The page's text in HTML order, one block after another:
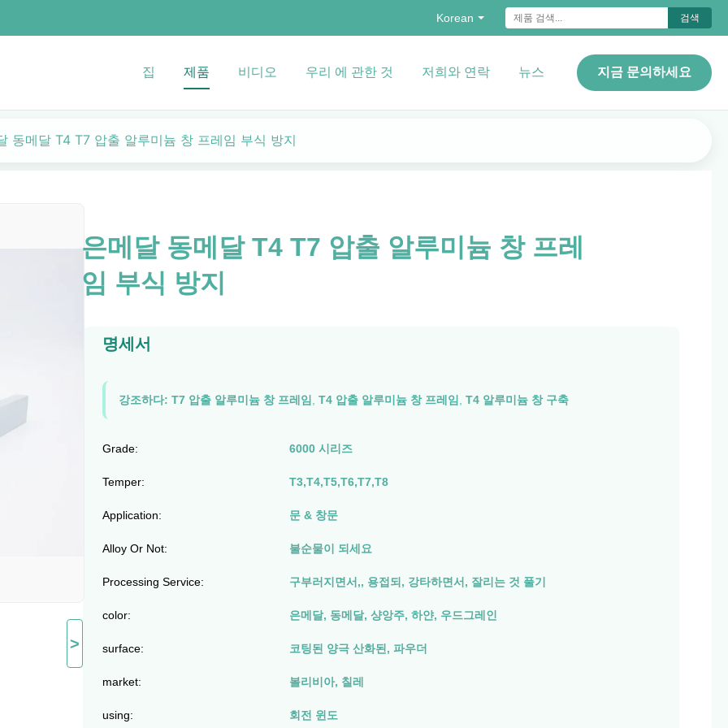
Korean 검색
집 제품 비디오 우리 에 관한 것 저희와 연락 뉴스 지금 문의하세요
동메달 T4 T7 압출 알루미늄 창 프레임 부식 방지
>
은메달 동메달 T4 T7 압출 알루미늄 창 프레
임 부식 방지
명세서
강조하다: T7 압출 알루미늄 창 프레임 T4 압출 알루미늄 창 프레임 T4 알루미늄 창 구축
Grade: 6000 시리즈
Temper: T3,T4,T5,T6,T7,T8
Application: 문 & 창문
Alloy Or Not: 불순물이 되세요
Processing Service: 구부러지면서,, 용접되, 강타하면서, 잘리는 것 풀기
color: 은메달, 동메달, 샹앙주, 하얀, 우드그레인
surface: 코팅된 양극 산화된, 파우더
market: 볼리비아, 칠레
using: 회전 윈도